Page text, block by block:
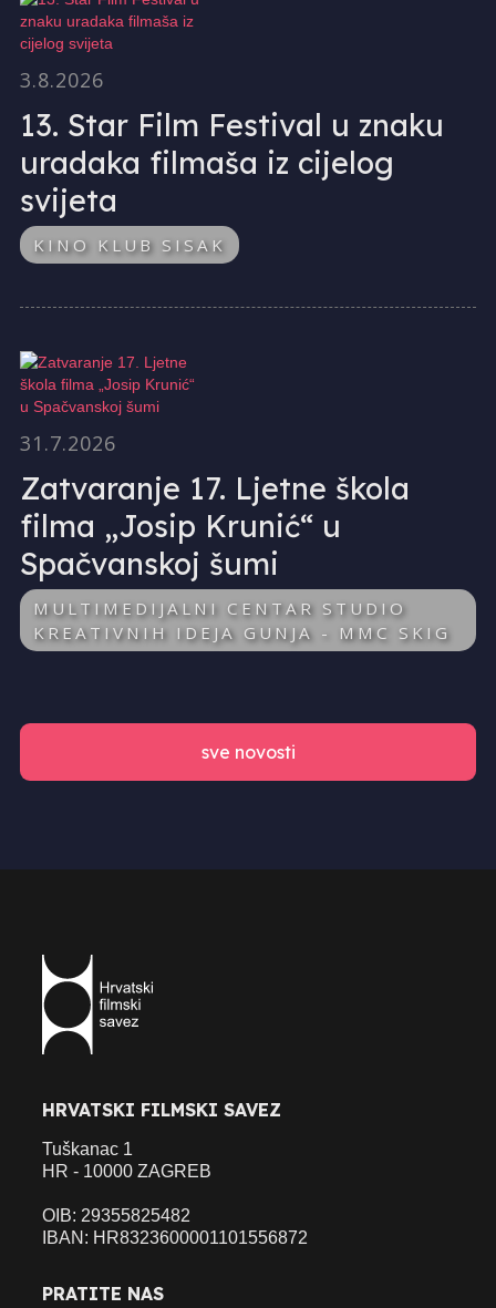
3.8.2026
13. Star Film Festival u znaku
uradaka filmaša iz cijelog
svijeta
KINO KLUB SISAK
31.7.2026
Zatvaranje 17. Ljetne škola
filma „Josip Krunić“ u
Spačvanskoj šumi
MULTIMEDIJALNI CENTAR STUDIO
KREATIVNIH IDEJA GUNJA - MMC SKIG
sve novosti
HRVATSKI FILMSKI SAVEZ
Tuškanac 1
HR - 10000 ZAGREB
OIB: 29355825482
IBAN: HR8323600001101556872
PRATITE NAS